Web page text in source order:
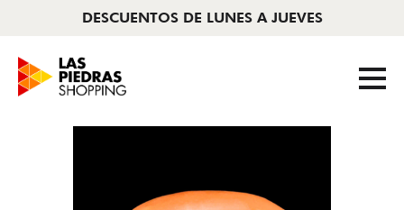
DESCUENTOS DE LUNES A JUEVES
Tiendas / Chivitos lo de Pepe